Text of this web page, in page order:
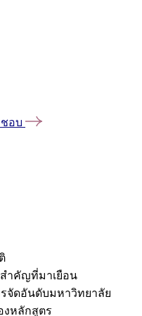
อบ
ำคัญที่มาเยือน
จัดอันดับมหาวิทยาลัย
งหลักสูตร